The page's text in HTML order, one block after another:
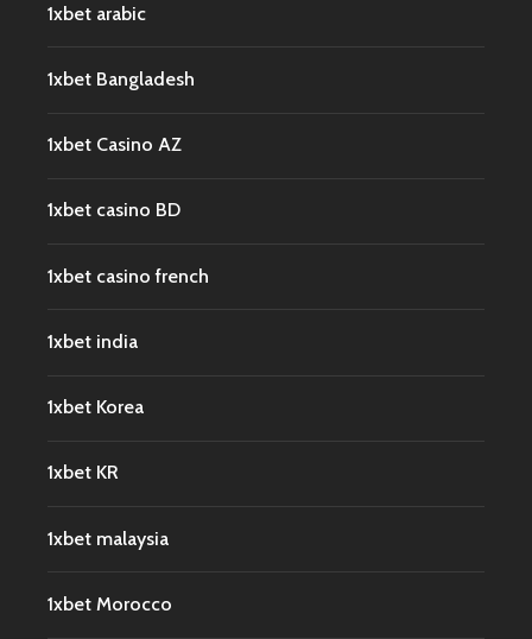
1xbet arabic
1xbet Bangladesh
1xbet Casino AZ
1xbet casino BD
1xbet casino french
1xbet india
1xbet Korea
1xbet KR
1xbet malaysia
1xbet Morocco